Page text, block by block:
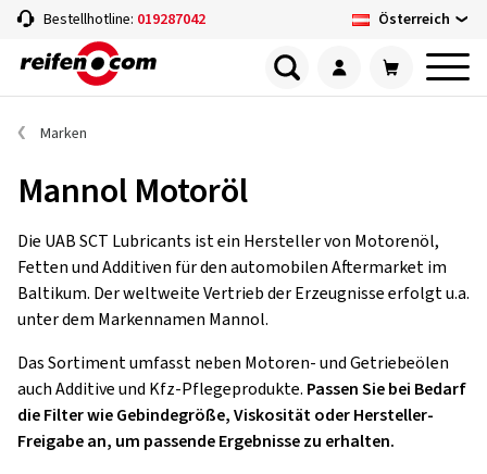
Bestellhotline: 019287042 Österreich
Marken
Mannol Motoröl
Die UAB SCT Lubricants ist ein Hersteller von Motorenöl,
Fetten und Additiven für den automobilen Aftermarket im
Baltikum. Der weltweite Vertrieb der Erzeugnisse erfolgt u.a.
unter dem Markennamen Mannol.
Das Sortiment umfasst neben Motoren- und Getriebeölen
auch Additive und Kfz-Pflegeprodukte. Passen Sie bei Bedarf
die Filter wie Gebindegröße, Viskosität oder Hersteller-
Freigabe an, um passende Ergebnisse zu erhalten.